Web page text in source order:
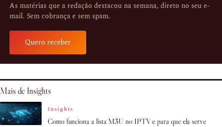
As matérias que a redação destacou na semana, direto no seu e-
mail. Sem cobrança e sem spam.
Quero receber
Mais de Insights
Insights
Como funciona a lista M3U no IPTV e para que ela serve